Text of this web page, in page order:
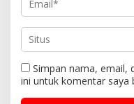
Simpan nama, email,
ini untuk komentar saya